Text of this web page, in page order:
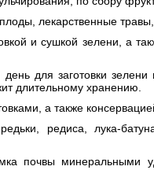
лекарственные
и сушкой зелени, а
день для заготовки
длительному хранению.
а также
редиса, лука-
почвы минеральными